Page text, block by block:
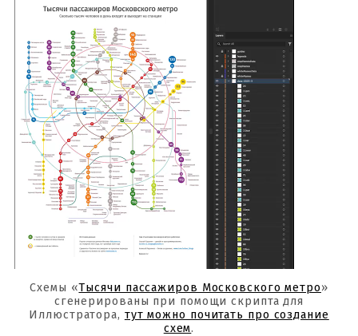
Схемы «Тысячи пассажиров Московского метро»
сгенерированы при помощи скрипта для
Иллюстратора, тут можно почитать про создание
схем.